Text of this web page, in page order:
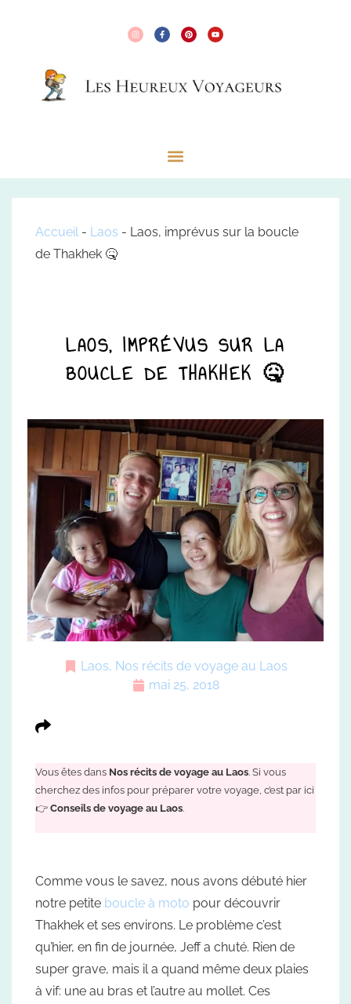
Accueil - Laos - Laos, imprévus sur la boucle
de Thakhek 🤒
LAOS, IMPRÉVUS SUR LA
BOUCLE DE THAKHEK 🤒
Laos, Nos récits de voyage au Laos
mai 25, 2018
Vous êtes dans Nos récits de voyage au Laos. Si vous
cherchez des infos pour préparer votre voyage, c’est par ici
👉 Conseils de voyage au Laos.
Comme vous le savez, nous avons débuté hier
notre petite boucle à moto pour découvrir
Thakhek et ses environs. Le problème c’est
qu’hier, en fin de journée, Jeff a chuté. Rien de
super grave, mais il a quand même deux plaies
à vif: une au bras et l’autre au mollet. Ces